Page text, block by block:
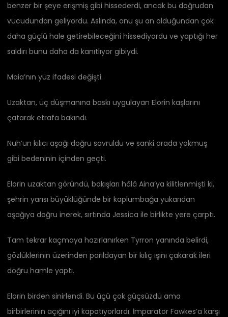
benzer bir şeye erişmiş gibi hissederdi, ancak bu doğrudan
vücudundan geliyordu. Aslında, onu şu an olduğundan çok
daha güçlü hale getirebileceğini hissediyordu ve yaptığı her
saldırı bunu daha da kanıtlıyor gibiydi.
Maia’nın yüz ifadesi değişti.
Uzaktan, üç düşmanına baskı uygulayan Elorin kaşlarını
çatarak etrafa bakındı.
Nuh’un kılıcı aşağı doğru savruldu ve sanki orada yokmuş
gibi bedeninin içinden geçti.
Elorin uzaktan göründü, bakışları hâlâ Aina’ya kilitlenmişti ki,
şehrin yarısı büyüklüğünde bir kaplumbağa yukarıdan
aşağıya doğru inerek, sırtında Jessica ile birlikte yere çarptı.
Tam tekrar kaçmaya hazırlanırken Tyrron yanında belirdi,
gözlüklerinin üzerinden parıldayan bir kılıç ışını çakarak ileri
doğru hamle yaptı.
Elorin birden sinirlendi. Bu üçü çok güçsüzdü ama
birbirlerinin açığını iyi kapatıyorlardı. İmparator Fawkes’a karşı